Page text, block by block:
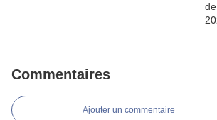
Commentaires
Ajouter un commentaire